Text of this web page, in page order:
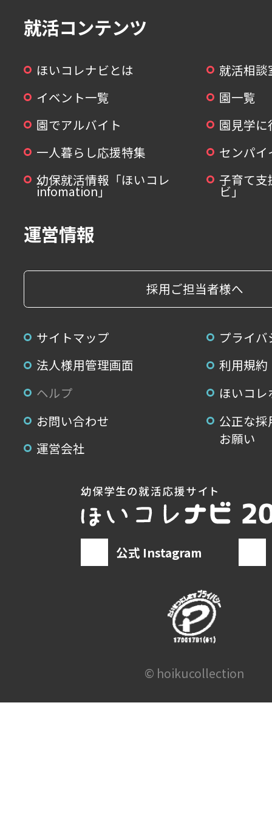
就活コンテンツ
ほいコレナビとは
就活相談
イベント一覧
園一覧
園でアルバイト
園見学
一人暮らし応援特集
センパ
幼保就活情報「ほいコレ
infomation」
子育て支
ビ」
運営情報
採用ご担当者様へ
サイトマップ
プライ
法人様用管理画面
利用規約
ヘルプ
ほいコ
お問い合わせ
公正な
お願い
運営会社
公式 Instagram
© hoikucollection